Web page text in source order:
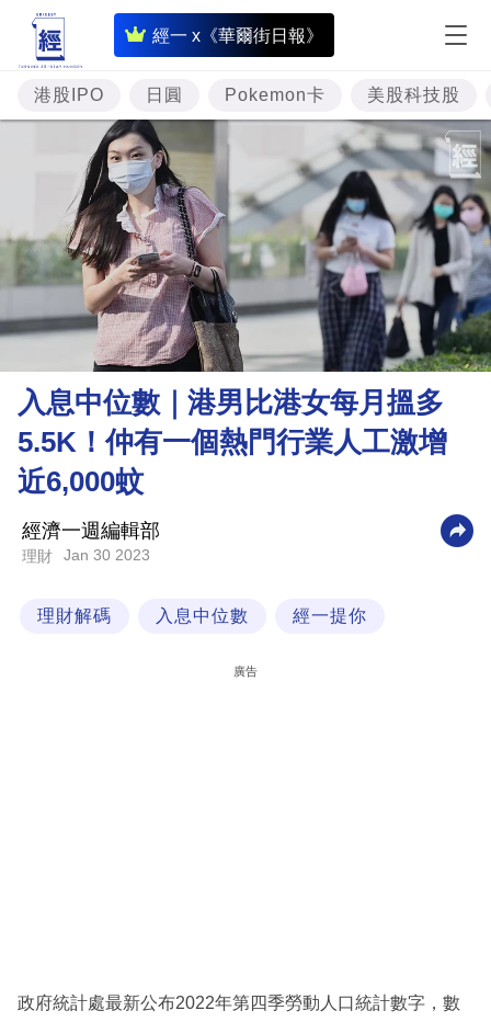
經一 x《華爾街日報》
即
時
財
經
專
題
投
資
樓
市
理
財
商
業
科
技
港股IPO 日圓 Pokemon卡 美股科技股
入息中位數｜港男比港女每月搵多
5.5K！仲有一個熱門行業人工激增
近6,000蚊
經濟一週編輯部
理財 Jan 30 2023
理財解碼 入息中位數 經一提你
廣告
政府統計處最新公布2022年第四季勞動人口統計數字，數